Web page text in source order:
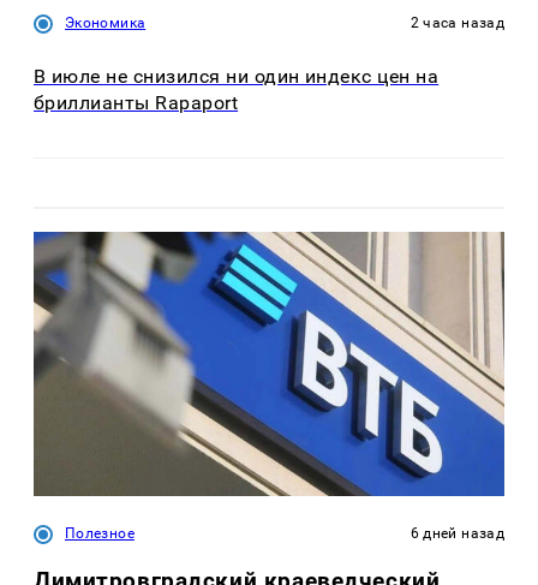
Экономика 2 часа назад
В июле не снизился ни один индекс цен на
бриллианты Rapaport
Полезное 6 дней назад